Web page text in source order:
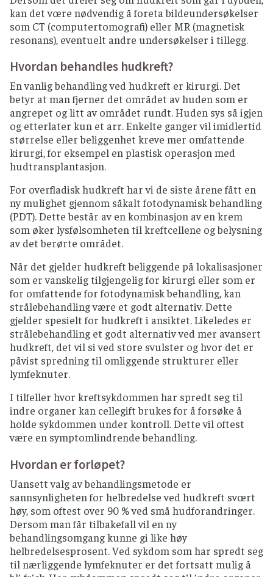
kan det vœre nødvendig å foreta bildeundersøkelser
som CT (computertomografi) eller MR (magnetisk
resonans), eventuelt andre undersøkelser i tillegg.
Hvordan behandles hudkreft?
En vanlig behandling ved hudkreft er kirurgi. Det
betyr at man fjerner det området av huden som er
angrepet og litt av området rundt. Huden sys så igjen
og etterlater kun et arr. Enkelte ganger vil imidlertid
størrelse eller beliggenhet kreve mer omfattende
kirurgi, for eksempel en plastisk operasjon med
hudtransplantasjon.
For overfladisk hudkreft har vi de siste årene fått en
ny mulighet gjennom såkalt fotodynamisk behandling
(PDT). Dette består av en kombinasjon av en krem
som øker lysfølsomheten til kreftcellene og belysning
av det berørte området.
Når det gjelder hudkreft beliggende på lokalisasjoner
som er vanskelig tilgjengelig for kirurgi eller som er
for omfattende for fotodynamisk behandling, kan
strålebehandling være et godt alternativ. Dette
gjelder spesielt for hudkreft i ansiktet. Likeledes er
strålebehandling et godt alternativ ved mer avansert
hudkreft, det vil si ved store svulster og hvor det er
påvist spredning til omliggende strukturer eller
lymfeknuter.
I tilfeller hvor kreftsykdommen har spredt seg til
indre organer kan cellegift brukes for å forsøke å
holde sykdommen under kontroll. Dette vil oftest
være en symptomlindrende behandling.
Hvordan er forløpet?
Uansett valg av behandlingsmetode er
sannsynligheten for helbredelse ved hudkreft svœrt
høy, som oftest over 90 % ved små hudforandringer.
Dersom man får tilbakefall vil en ny
behandlingsomgang kunne gi like høy
helbredelsesprosent. Ved sykdom som har spredt seg
til nærliggende lymfeknuter er det fortsatt mulig å